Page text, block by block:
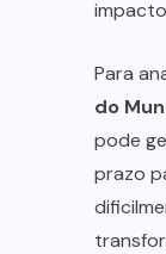
Para
do
pode
prazo